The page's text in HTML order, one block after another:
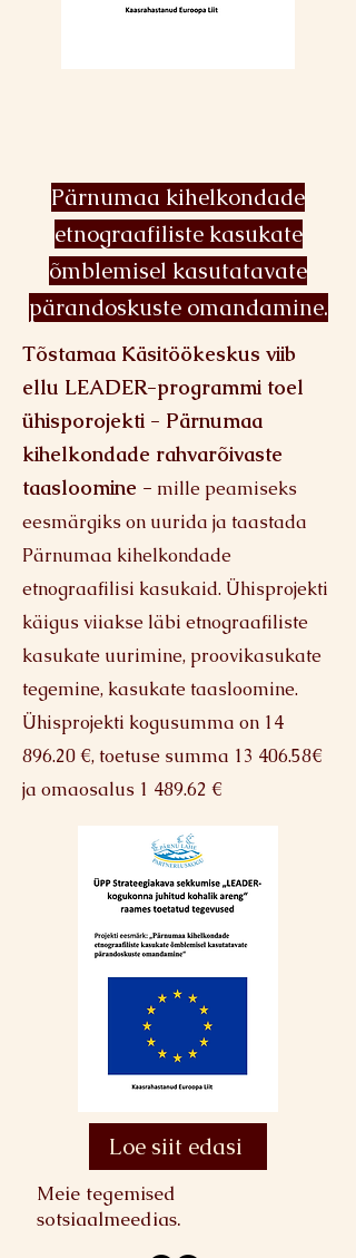
Pärnumaa kihelkondade
etnograafiliste kasukate
õmblemisel kasutatavate
pärandoskuste omandamine.
Tõstamaa Käsitöökeskus viib
ellu LEADER-programmi toel
ühisporojekti - Pärnumaa
kihelkondade rahvarõivaste
taasloomine - mille peamiseks
eesmärgiks on uurida ja taastada
Pärnumaa kihelkondade
etnograafilisi kasukaid. Ühisprojekti
käigus viiakse läbi etnograafiliste
kasukate uurimine, proovikasukate
tegemine, kasukate taasloomine.
Ühisprojekti kogusumma on 14
896.20€, toetuse summa 13 406.58€
ja omaosalus 1 489.62 €
Loe siit edasi
Meie tegemised
sotsiaalmeedias.